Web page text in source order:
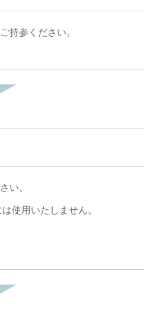
持参ください。
い。
使用いたしません。